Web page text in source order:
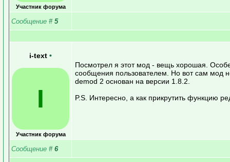
Участник форума
Сообщение # 5
i-text •
I
Участник форума
Посмотрел я этот мод - вещь хорошая.
сообщения пользователем. Но вот сам мод
demod 2 основан на версии 1.8.2.
P.S. Интересно, а как прикрутить функцию
Сообщение # 6